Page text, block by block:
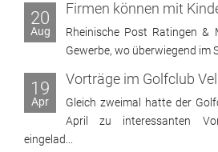
20
Aug
Firmen können mit
Rheinische Post Ratingen &
Gewerbe, wo überwiegend im
19
Apr
Gleich zweimal hatte der
April zu interessanten
eingelad...